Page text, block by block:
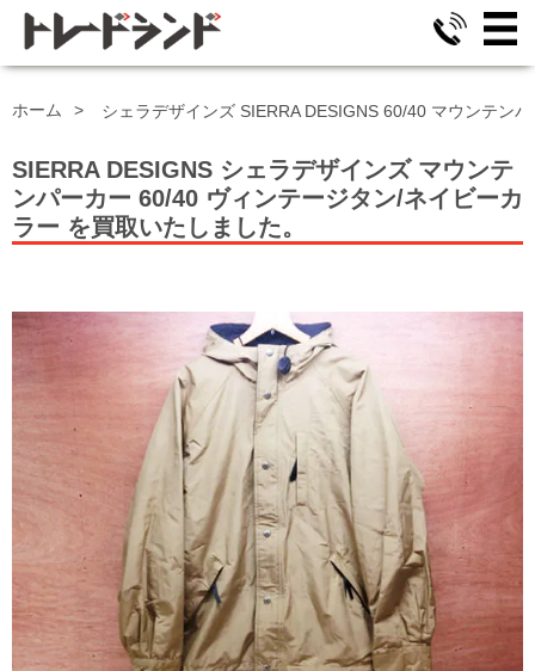
ホーム シェラデザインズ SIERRA DESIGNS 60/40 マウンテン
SIERRA DESIGNS シェラデザインズ マウンテ
ンパーカー 60/40 ヴィンテージタン/ネイビーカ
ラー を買取いたしました。